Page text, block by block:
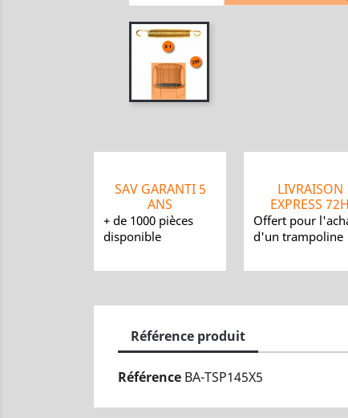
SAV GARANTI 5
ANS
+ de 1000 pièces
disponible
LIVRAISON
EXPRESS 72H
Offert pour
d'un trampoline
Référence produit
Référence BA-TSP145X5